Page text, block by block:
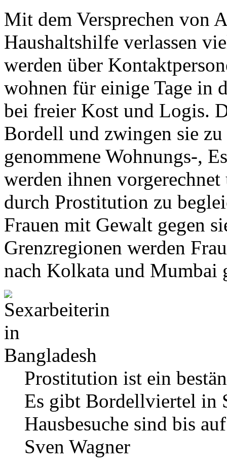
Mit dem Versprechen von
Haushaltshilfe verlassen
werden über
wohnen für einige Tage in
bei freier Kost und Logis.
Bordell und zwingen sie
genommene Wohnungs-,
werden ihnen
durch Prostitution zu
Frauen mit Gewalt gegen
Grenzregionen werden
nach Kolkata und Mumbai
Prostitution ist ein
Es gibt Bordellviertel in
Hausbesuche sind bis
Sven Wagner